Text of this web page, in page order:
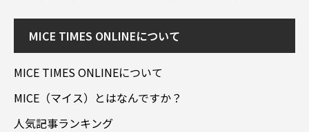
MICE TIMES ONLINEについて
MICE TIMES ONLINEについて
MICE（マイス）とはなんですか？
人気記事ランキング